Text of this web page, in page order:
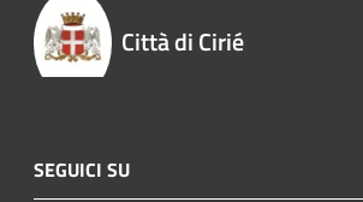
Città di Cirié
SEGUICI SU